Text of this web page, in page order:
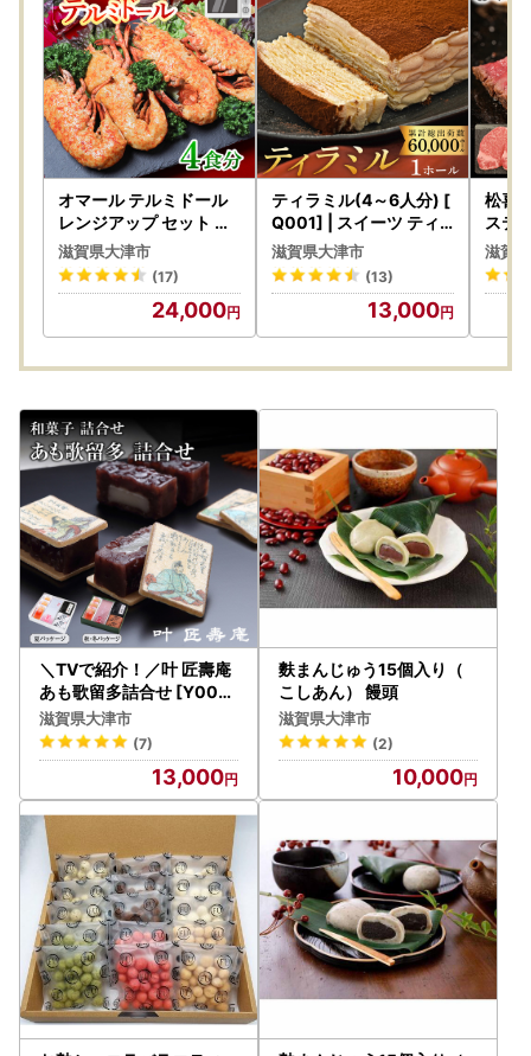
・寄附者様の長期不在などで受取が遅れた場合、宅配業者営
業所での保管期間は理由にかかわらず、
一般貨物（陸便）は、営業所到着後７日間、クール便（冷
凍・冷蔵）は、営業所到着後３日間となります。
保管期間を過ぎ、宅配業者からの返送されてまいりました
お荷物につきましては、再発送いたしかねますので期間内に
必ずお受け取りくださいますようお願いいたします。
■寄附注意事項
・寄附申込みのキャンセル、返礼品の変更・返品はできませ
ん。あらかじめご了承ください。
・ご要望を備考に記載いただいても対応いたしかねます。
・寄附回数の制限は設けておりません。寄附をいただく度に
ワンストップ特例申請書と寄附金受領証明書は、返礼品と別
にお送りいたします。
ワンストップ特例申請書と寄附金受領証明書は、入金確認
後、注文内容確認画面の【注文者情報】に記載の住所に申込
完了日から2週間程度で発送いたします。
【ワンストップについて】
・提出期限：翌年の1月10日必着
・必要書類：ワンストップ特例申請書
マイナンバー確認書類（例：個人番号カードや
通知カード等）
本人確認書類（例：運転免許証の写し等）
・お問い合わせ先：委託事業者名 株式会社HAQTSUYA
（ハックツヤ）
大津市ふるさと納税担当
TEL：050-3645-2283
MAIL：contact-otsu@orebo.jp
平日9:30～17:30(土日祝除く)
【ワンストップ特例申請書送付先】
〒910-0347
住所：福井県坂井市丸岡町熊堂3-7-1-16
オマール テルミドール
レンジアップ セット 半
身4個(オマール海老 × 2
尾) [AK005] | ロブスタ
ー
滋賀県大津市
(17)
24,000
ティラミル(4～6人分) [
Q001] | スイーツ ティ
ラミス ミルクレープ 人
気スイーツ
滋賀県大津市
(13)
13,000
松喜
ステ
滋賀
＼TVで紹介！／叶 匠壽庵
あも歌留多詰合せ [Y004]
| 和菓子 和菓子 あんこ
滋賀県大津市
(7)
13,000
麩まんじゅう15個入り（
こしあん） 饅頭
滋賀県大津市
(2)
10,000